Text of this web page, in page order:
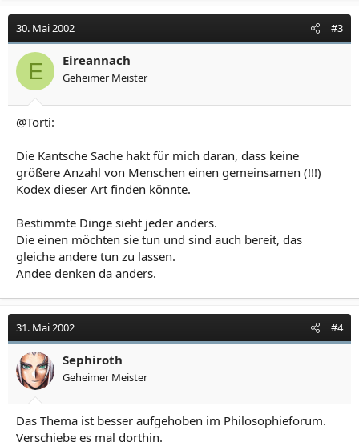
30. Mai 2002 #3
E Eireannach
Geheimer Meister
@Torti:
Die Kantsche Sache hakt für mich daran, dass keine
größere Anzahl von Menschen einen gemeinsamen (!!!)
Kodex dieser Art finden könnte.
Bestimmte Dinge sieht jeder anders.
Die einen möchten sie tun und sind auch bereit, das
gleiche andere tun zu lassen.
Andee denken da anders.
31. Mai 2002 #4
Sephiroth
Geheimer Meister
Das Thema ist besser aufgehoben im Philosophieforum.
Verschiebe es mal dorthin.